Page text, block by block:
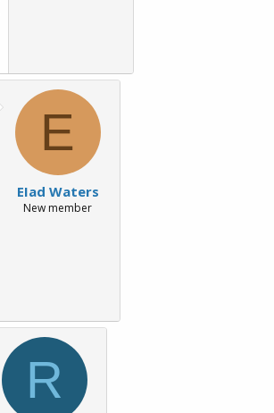
E
EIad Waters
New member
R